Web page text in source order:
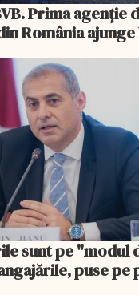
Prima agenție
România ajunge
sunt pe "modul
puse pe